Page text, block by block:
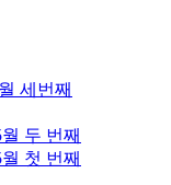
세번째
두 번째
첫 번째